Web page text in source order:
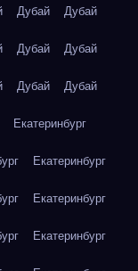
Дубай Дубай
Дубай Дубай
Дубай Дубай
Екатеринбург
Екатеринбург
Екатеринбург
Екатеринбург